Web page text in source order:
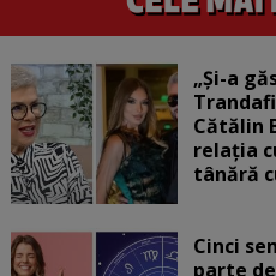
„Și-a
Cătălin
relația
tânără
Cinci
parte